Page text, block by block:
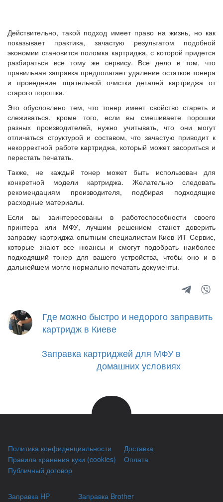
Действительно, такой подход имеет право на жизнь, но как
показывает практика, зачастую результатом подобной
экономии становится поломка картриджа, с которой придется
разбираться все тому же сервису. Все дело в том, что
правильная заправка предполагает удаление остатков тонера
и проведение тщательной очистки деталей картриджа от
старого порошка.
Это обусловлено тем, что тонер имеет свойство стареть и
слеживаться, кроме того, если вы смешиваете порошки
разных производителей, нужно учитывать, что они могут
отличаться структурой и составом, что зачастую приводит к
некорректной работе картриджа, который может засориться и
перестать печатать.
Также, не каждый тонер может быть использован для
конкретной модели картриджа. Желательно следовать
рекомендациям производителя, подбирая подходящие
расходные материалы.
Если вы заинтересованы в работоспособности своего
принтера или МФУ, лучшим решением станет доверить
заправку картриджа опытным специалистам Киев ИТ Сервис,
которые знают все нюансы и смогут подобрать наиболее
подходящий тонер для вашего устройства, чтобы оно и в
дальнейшем могло нормально печатать документы.
Где можно быстро и недорого заправить
картридж в Киеве
Заправка картриджей для МФУ в
домашних условиях
Политика конфиденциальности
Правила хранения куки (cookies)
Публичный договор
Доставка
Оплата
Заправка HP Заправка Brother